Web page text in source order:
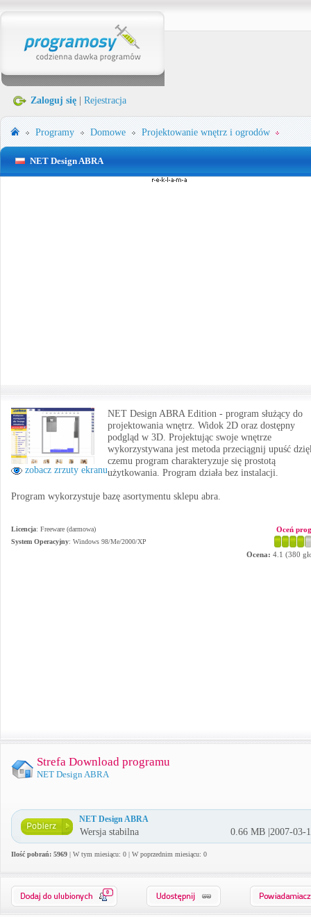
Zaloguj się Rejestracja
Programy Domowe Projektowanie wnętrz i ogrodów
NET Design ABRA
zobacz zrzuty ekranu
NET Design ABRA Edition - program służący do
projektowania wnętrz. Widok 2D oraz dostępny
podgląd w 3D. Projektując swoje wnętrze
wykorzystywana jest metoda przeciągnij upuść
czemu program charakteryzuje się prostotą
użytkowania. Program działa bez instalacji.
Program wykorzystuje bazę asortymentu sklepu abra.
Licencja: Freeware (darmowa)
System Operacyjny: Windows 98/Me/2000/XP
Oceń
Ocena: 4.1 (380
Strefa Download programu
NET Design ABRA
NET Design ABRA
Wersja stabilna 0.66 MB |2007-03-
Ilość pobrań: 5969 | W tym miesiącu: 0 | W poprzednim miesiącu: 0
0